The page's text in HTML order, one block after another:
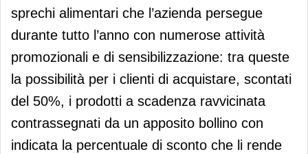
sprechi alimentari che l’azienda persegue
durante tutto l’anno con numerose attività
promozionali e di sensibilizzazione: tra queste
la possibilità per i clienti di acquistare, scontati
del 50%, i prodotti a scadenza ravvicinata
contrassegnati da un apposito bollino con
indicata la percentuale di sconto che li rende